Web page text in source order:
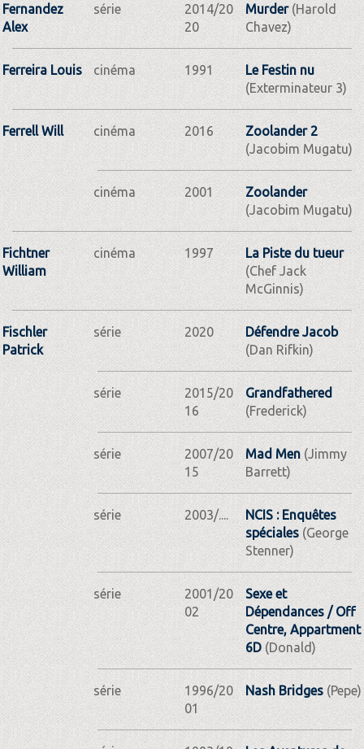
Fernandez
Alex
série
2014/20
20
Murder(Harold
Chavez)
Ferreira Louis cinéma 1991
Le Festin nu
(Exterminateur 3)
Ferrell Will cinéma 2016
Zoolander 2
(Jacobim Mugatu)
cinéma 2001
Zoolander
(Jacobim Mugatu)
Fichtner
William
cinéma 1997
La Piste du tueur
(Chef Jack
McGinnis)
Fischler
Patrick
série 2020
Défendre Jacob
(Dan Rifkin)
série
2015/20
16
Grandfathered
(Frederick)
série
2007/20
15
Mad Men(Jimmy
Barrett)
série 2003/....
NCIS : Enquêtes
spéciales(George
Stenner)
série
2001/20
02
Sexe et
Dépendances / Off
Centre, Appartment
6D(Donald)
série
1996/20
01
Nash Bridges(Pepe)